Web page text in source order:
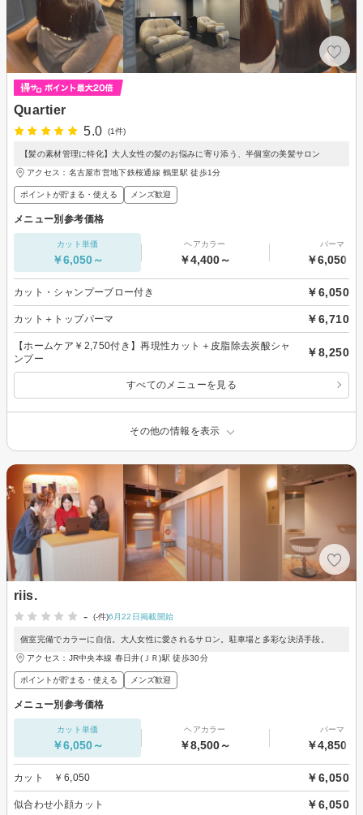
Quartier
5.0
(1件)
【髪の素材管理に特化】大人女性の髪のお悩みに寄り添う、半個室の美髪サロン
アクセス：名古屋市営地下鉄桜通線 鶴里駅 徒歩1分
ポイントが貯まる・使える メンズ歓迎
メニュー別参考価格
カット単価
￥6,050～
ヘアカラー
￥4,400～
パーマ
￥6,050～
カット・シャンプーブロー付き ￥6,050
カット＋トップパーマ ￥6,710
【ホームケア￥2,750付き】再現性カット＋皮脂除去炭酸シャ
ンプー
￥8,250
すべてのメニューを見る
その他の情報を表示
riis.
-
(-件)6月22日掲載開始
個室完備でカラーに自信。大人女性に愛されるサロン。駐車場と多彩な決済手段。
アクセス：JR中央本線 春日井(ＪＲ)駅 徒歩30分
ポイントが貯まる・使える メンズ歓迎
メニュー別参考価格
カット単価
￥6,050～
ヘアカラー
￥8,500～
パーマ
￥4,850～
カット ￥6,050 ￥6,050
似合わせ小顔カット ￥6,050